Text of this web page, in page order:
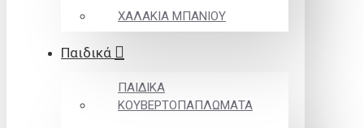
ΧΑΛΑΚΙΑ ΜΠΑΝΙΟΥ
Παιδικά
ΠΑΙΔΙΚΑ
ΚΟΥΒΕΡΤΟΠΑΠΛΩΜΑΤΑ